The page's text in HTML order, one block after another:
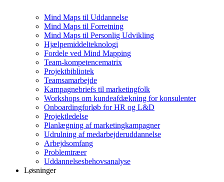
Mind Maps til Uddannelse
Mind Maps til Forretning
Mind Maps til Personlig Udvikling
Hjælpemiddelteknologi
Fordele ved Mind Mapping
Team-kompetencematrix
Projektbibliotek
Teamsamarbejde
Kampagnebriefs til marketingfolk
Workshops om kundeafdækning for konsulenter
Onboardingforløb for HR og L&D
Projektledelse
Planlægning af marketingkampagner
Udrulning af medarbejderuddannelse
Arbejdsomfang
Problemtræer
Uddannelsesbehovsanalyse
Løsninger